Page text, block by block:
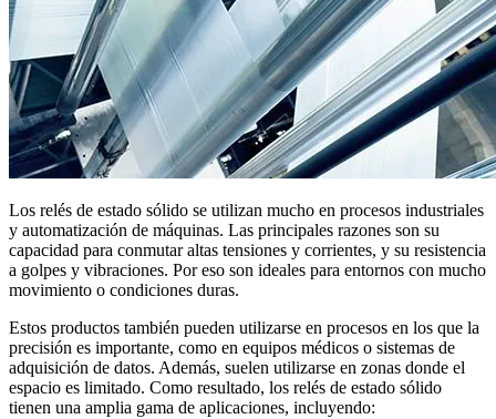
Los relés de estado sólido se utilizan mucho en procesos industriales
y automatización de máquinas. Las principales razones son su
capacidad para conmutar altas tensiones y corrientes, y su resistencia
a golpes y vibraciones. Por eso son ideales para entornos con mucho
movimiento o condiciones duras.
Estos productos también pueden utilizarse en procesos en los que la
precisión es importante, como en equipos médicos o sistemas de
adquisición de datos. Además, suelen utilizarse en zonas donde el
espacio es limitado. Como resultado, los relés de estado sólido
tienen una amplia gama de aplicaciones, incluyendo: